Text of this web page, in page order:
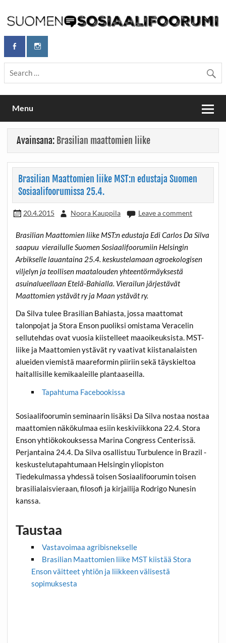
content
Maailmanparannuspäivät / Suomen
Sosiaalifoorumi
Maailmanparannuspäivät Lapinlahden Lähteellä, Helsingissä
26.–27.9.2026
Menu
Avainsana: Brasilian maattomien liike
Brasilian Maattomien liike MST:n edustaja Suomen
Sosiaalifoorumissa 25.4.
20.4.2015 Noora Kauppila Leave a comment
Brasilian Maattomien liike MST:n edustaja Edi Carlos Da Silva
saapuu vierailulle Suomen Sosiaalifoorumiin Helsingin
Arbikselle lauantaina 25.4. keskustelamaan agroekologisen
viljelyn ja teollisen maatalouden yhteentörmäyksestä
asuinalueellaan Etelä-Bahialla. Vierailun järjestävät
Maattomien ystävät ry ja Maan ystävät ry.
Da Silva tulee Brasilian Bahiasta, jossa maattomat
talonpojat ja Stora Enson puoliksi omistama Veracelin
sellutehdas ovat vuosia kiistelleet maaoikeuksista. MST-
liike ja Maattomien ystävät ry vaativat kiistanalaisten
alueiden viemistä maareformin piiriin sekä täyskieltoa
haitallisille kemikaaleille plantaaseilla.
Tapahtuma Facebookissa
Sosiaalifoorumin seminaarin lisäksi Da Silva nostaa nostaa
maattomien näkökulmaa esiin keskiviikkona 22.4. Stora
Enson yhtiökokouksessa Marina Congress Centerissä.
Perjantaina 24.4. Da Silva osallistuu Turbulence in Brazil -
keskustelutapahtumaan Helsingin yliopiston
Tiedekulmassa yhdessä toisen Sosiaalifoorumin toisen
brasilialaisvieraan, filosofi ja kirjailija Rodrigo Nunesin
kanssa.
Taustaa
Vastavoimaa agribisnekselle
Brasilian Maattomien liike MST kiistää Stora
Enson väitteet yhtiön ja liikkeen välisestä
sopimuksesta